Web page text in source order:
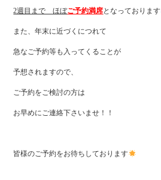
2週目まで ほぼご予約満席となっております
また、年末に近づくにつれて
急なご予約等も入ってくることが
予想されますので、
ご予約をご検討の方は
お早めにご連絡下さいませ！！
皆様のご予約をお待ちしております